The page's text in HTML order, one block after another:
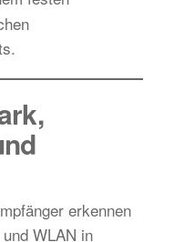
erkennen
WLAN in